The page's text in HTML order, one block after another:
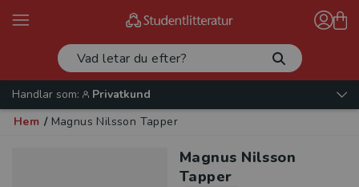
Handlar som:
Privatkund
Hem / Magnus Nilsson Tapper
Magnus Nilsson
Tapper